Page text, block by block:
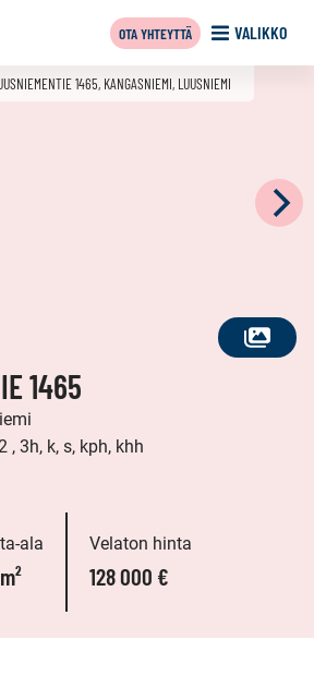
VALIKKO
OTA YHTEYTTÄ
KATSO
1465, KANGASNIEMI, LUUSNIEMI
1465
3h, k, s, kph, khh
ala Velaton hinta
128 000 €